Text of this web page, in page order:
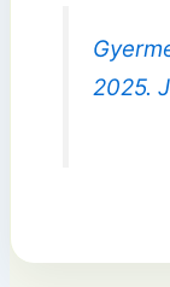
2025.